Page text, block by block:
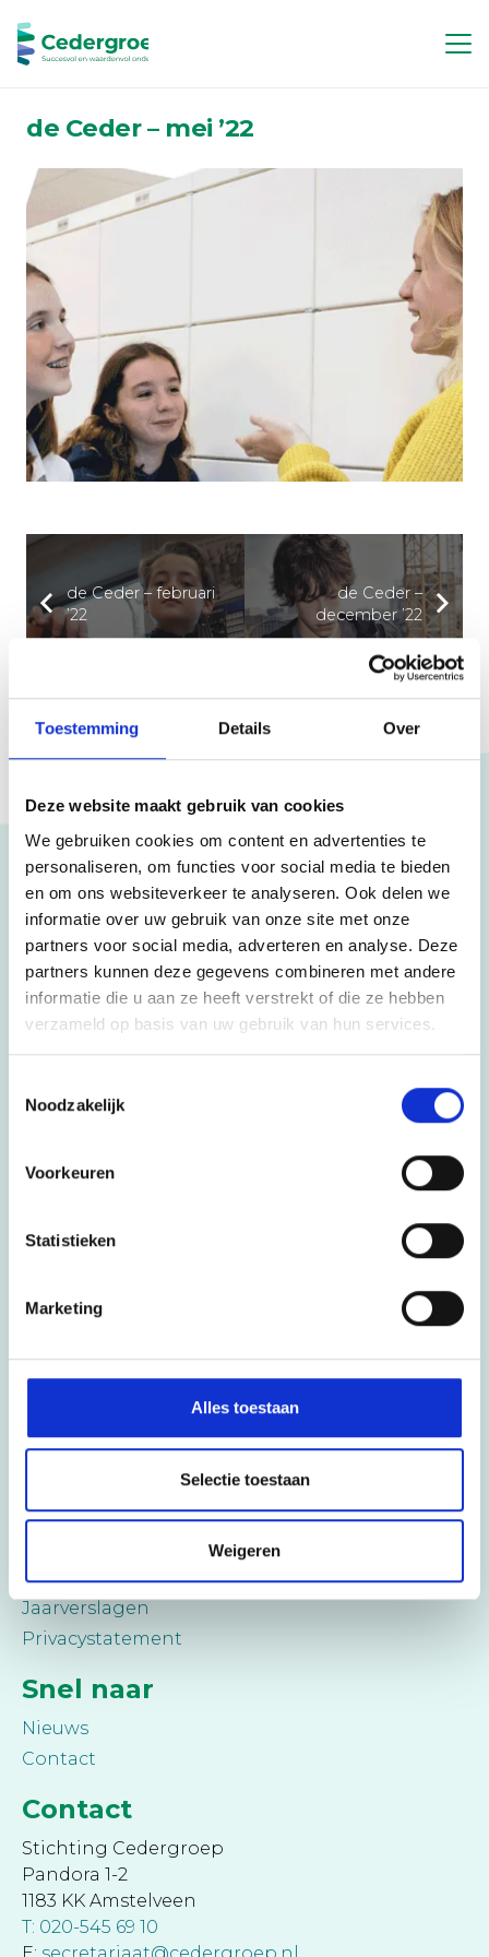
Toestemming Details Over
Deze website maakt gebruik van cookies
We gebruiken cookies om content en advertenties te
personaliseren, om functies voor social media te bieden
en om ons websiteverkeer te analyseren. Ook delen we
informatie over uw gebruik van onze site met onze
partners voor social media, adverteren en analyse. Deze
partners kunnen deze gegevens combineren met andere
informatie die u aan ze heeft verstrekt of die ze hebben
verzameld op basis van uw gebruik van hun services.
Noodzakelijk
Voorkeuren
Statistieken
Marketing
Alles toestaan
Selectie toestaan
Weigeren
de Ceder – mei ’22
de Ceder – februari
’22
de Ceder –
december ’22
Scholen
CSB
HLZ
Hermann Wesselink College
VeenLanden College
Futuris
Werken bij
Open sollicitatie
Cedergroep
Over ons
Strategische agenda
Raad van toezicht
College van rectoren
Medezeggenschap
Klachtenregeling
Jaarverslagen
Privacystatement
Snel naar
Nieuws
Contact
Contact
Stichting Cedergroep
Pandora 1-2
1183 KK Amstelveen
T: 020-545 69 10
E: secretariaat@cedergroep.nl